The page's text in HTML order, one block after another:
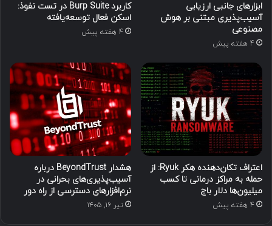
ابزارهای جانبی ارزیابی
آسیب‌پذیری مبتنی بر هوش
مصنوعی
4 هفته پیش
کاربرد Burp Suite در تست نفوذ:
اسکن فعال توسعه‌یافته
4 هفته پیش
اعتراف تکان‌دهنده هکر Ryuk: از
حمله به مراکز درمانی تا کسب
میلیون‌ها دلار باج
4 هفته پیش
هشدار BeyondTrust درباره
آسیب‌پذیری‌های بحرانی در
نرم‌افزارهای دسترسی از راه دور
تیر ۱۶, ۱۴۰۵